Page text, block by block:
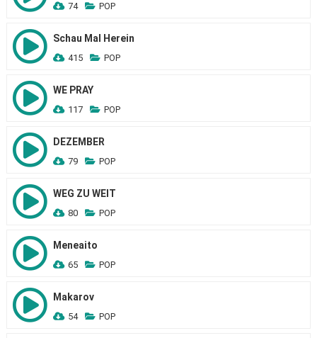
74 POP
Schau Mal Herein
415 POP
WE PRAY
117 POP
DEZEMBER
79 POP
WEG ZU WEIT
80 POP
Meneaito
65 POP
Makarov
54 POP